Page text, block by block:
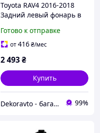
Toyota RAV4 2016-2018
Задний левый фонарь в
Оригинал
Готово к отправке
от416₴/мес
2 493₴
Купить
Dekoravto - багажные системы, автотюнинг и аксессуары 99%